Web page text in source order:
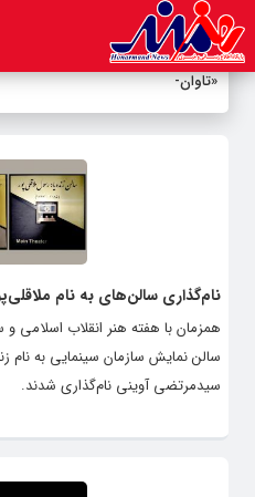
«تاوان» در_
نام‌گذاری سالن‌های به نام
همزمان با هفته هنر انقلاب اسلامی
سالن نمایش سازمان سینمایی به نام
سیدمرتضی آوینی نام‌گذاری شدند.